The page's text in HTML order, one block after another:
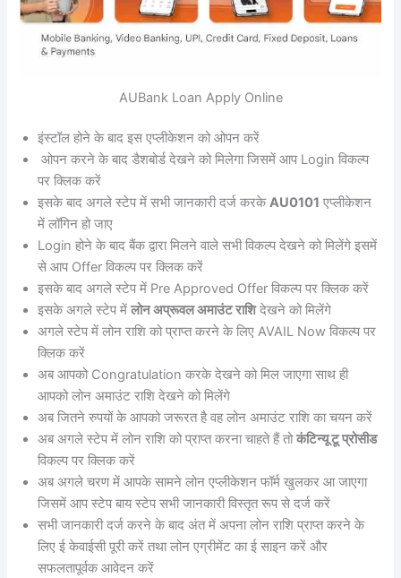
AUBank Loan Apply Online
इंस्टॉल होने के बाद इस एप्लीकेशन को ओपन करें
ओपन करने के बाद डैशबोर्ड देखने को मिलेगा जिसमें आप Login विकल्प
पर क्लिक करें
इसके बाद अगले स्टेप में सभी जानकारी दर्ज करकेAU0101 एप्लीकेशन
में लॉगिन हो जाए
Login होने के बाद बैंक द्वारा मिलने वाले सभी विकल्प देखने को मिलेंगे इसमें
से आप Offer विकल्प पर क्लिक करें
इसके बाद अगले स्टेप में Pre Approved Offer विकल्प पर क्लिक करें
इसके अगले स्टेप मेंलोन अप्रूवल अमाउंट राशिदेखने को मिलेंगे
अगले स्टेप में लोन राशि को प्राप्त करने के लिए AVAIL Now विकल्प पर
क्लिक करें
अब आपको Congratulation करके देखने को मिल जाएगा साथ ही
आपको लोन अमाउंट राशि देखने को मिलेंगे
अब जितने रुपयों के आपको जरूरत है वह लोन अमाउंट राशि का चयन करें
अब अगले स्टेप में लोन राशि को प्राप्त करना चाहते हैं तोकंटिन्यू टू प्रोसीड
विकल्प पर क्लिक करें
अब अगले चरण में आपके सामने लोन एप्लीकेशन फॉर्म खुलकर आ जाएगा
जिसमें आप स्टेप बाय स्टेप सभी जानकारी विस्तृत रूप से दर्ज करें
सभी जानकारी दर्ज करने के बाद अंत में अपना लोन राशि प्राप्त करने के
लिए ई केवाईसी पूरी करें तथा लोन एग्रीमेंट का ई साइन करें और
सफलतापूर्वक आवेदन करें